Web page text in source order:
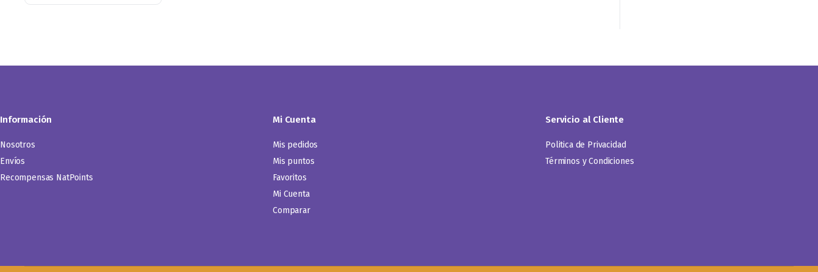
Información
Nosotros
Envíos
Recompensas NatPoints
Mi Cuenta
Mis pedidos
Mis puntos
Favoritos
Mi Cuenta
Comparar
Servicio al Cliente
Politica de Privacidad
Términos y Condiciones